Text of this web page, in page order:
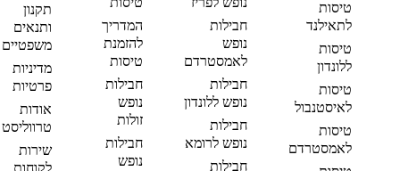
טיסות
לתאילנד
טיסות
ללונדון
טיסות
לאיסטנבול
טיסות
לאמסטרדם
חבילות
נופש
לאמסטרדם
חבילות
נופש ללונדון
חבילות
נופש לרומא
חבילות
המדריך
להזמנת
טיסות
חבילות
נופש
זולות
חבילות
נופש
תקנון
ותנאים
משפטיים
מדיניות
פרטיות
אודות
טרווליסט
שירות
לקוחות